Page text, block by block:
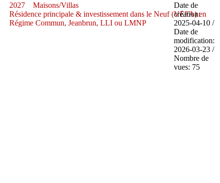
2027
Maisons/Villas
Résidence principale & investissement dans le Neuf (VEFA) en
Régime Commun, Jeanbrun, LLI ou LMNP
Date de
création:
2025-04-10 /
Date de
modification:
2026-03-23 /
Nombre de
vues: 75